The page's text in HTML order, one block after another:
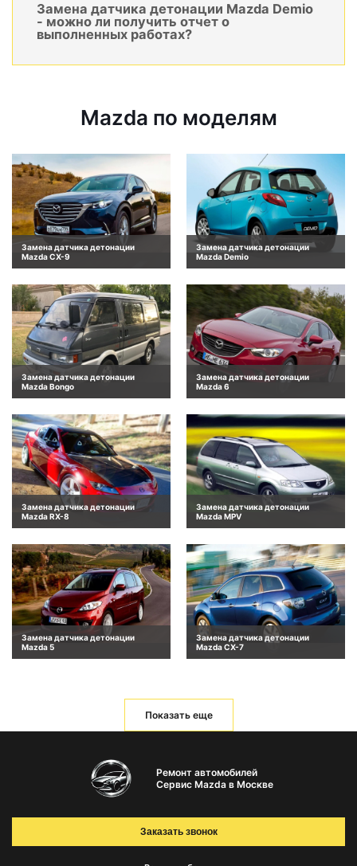
Замена датчика детонации Mazda Demio
- можно ли получить отчет о
выполненных работах?
Mazda по моделям
Замена датчика детонации
Mazda CX-9
Замена датчика детонации
Mazda Demio
Замена датчика детонации
Mazda Bongo
Замена датчика детонации
Mazda 6
Замена датчика детонации
Mazda RX-8
Замена датчика детонации
Mazda MPV
Замена датчика детонации
Mazda 5
Замена датчика детонации
Mazda CX-7
Показать еще
Ремонт автомобилей
Сервис Mazda в Москве
Заказать звонок